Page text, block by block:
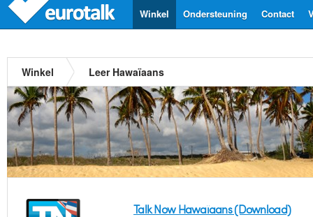
Contact
Ondersteuning
Winkel
Winkel Leer Hawaïaans
Talk Now Hawaïaans (Download)